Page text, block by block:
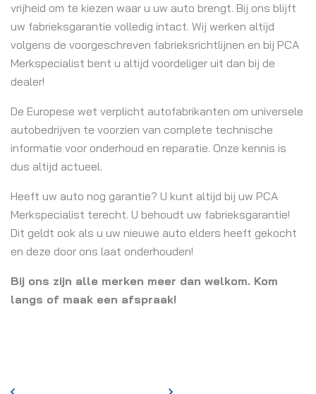
vrijheid om te kiezen waar u uw auto brengt. Bij ons blijft
uw fabrieksgarantie volledig intact. Wij werken altijd
volgens de voorgeschreven fabrieksrichtlijnen en bij PCA
Merkspecialist bent u altijd voordeliger uit dan bij de
dealer!
De Europese wet verplicht autofabrikanten om universele
autobedrijven te voorzien van complete technische
informatie voor onderhoud en reparatie. Onze kennis is
dus altijd actueel.
Heeft uw auto nog garantie? U kunt altijd bij uw PCA
Merkspecialist terecht. U behoudt uw fabrieksgarantie!
Dit geldt ook als u uw nieuwe auto elders heeft gekocht
en deze door ons laat onderhouden!
Bij ons zijn alle merken meer dan welkom. Kom
langs of maak een afspraak!